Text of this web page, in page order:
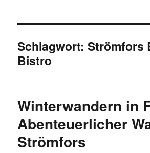
Schlagwort:Strömfors
Bistro
Winterwandern in
Abenteuerlicher
Strömfors